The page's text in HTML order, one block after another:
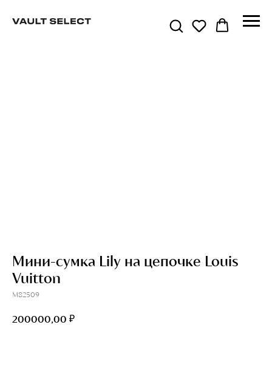
Мини-сумка Lily на цепочке Louis
Vuitton
M82509
200000,00 ₽